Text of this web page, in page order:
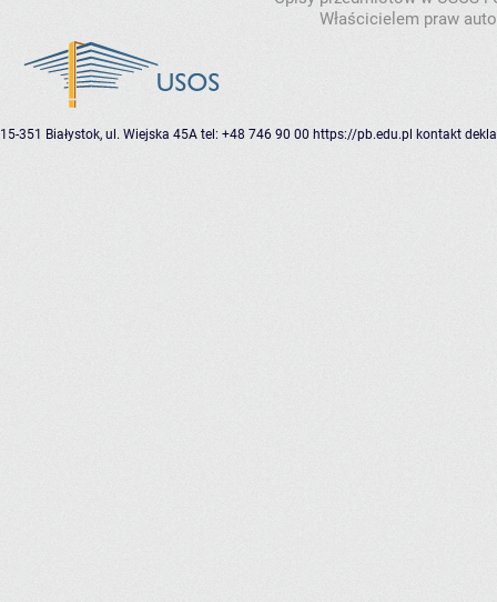
Właścicielem praw
15-351 Białystok, ul. Wiejska 45A tel: +48 746 90 00 https://pb.edu.pl kontakt